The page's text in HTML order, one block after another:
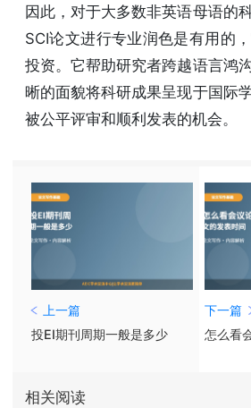
因此，对于大多数非英语母语的
SCI论文进行专业润色是有用的
投资。它帮助研究者跨越语言鸿
晰的面貌将科研成果呈现于国际
被公平评审和顺利发表的机会。
上一篇
投EI期刊周期一般是多少
下一篇
怎么看
相关阅读